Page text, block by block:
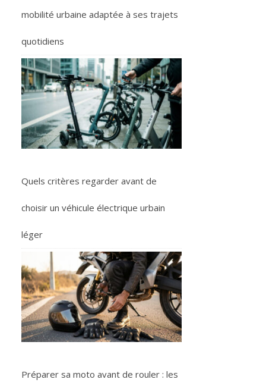
mobilité urbaine adaptée à ses trajets
quotidiens
Quels critères regarder avant de
choisir un véhicule électrique urbain
léger
Préparer sa moto avant de rouler : les